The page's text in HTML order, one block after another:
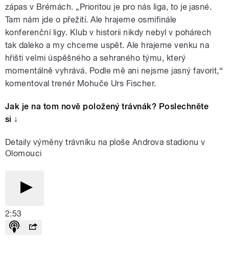
zápas v Brémách. „Prioritou je pro nás liga, to je jasné.
Tam nám jde o přežití. Ale hrajeme osmifinále
konferenční ligy. Klub v historii nikdy nebyl v pohárech
tak daleko a my chceme uspět. Ale hrajeme venku na
hřišti velmi úspěšného a sehraného týmu, který
momentálně vyhrává. Podle mě ani nejsme jasný favorit,“
komentoval trenér Mohuče Urs Fischer.
Jak je na tom nově položený trávnák? Poslechněte
si ↓
Detaily výměny trávníku na ploše Androva stadionu v
Olomouci
2:53